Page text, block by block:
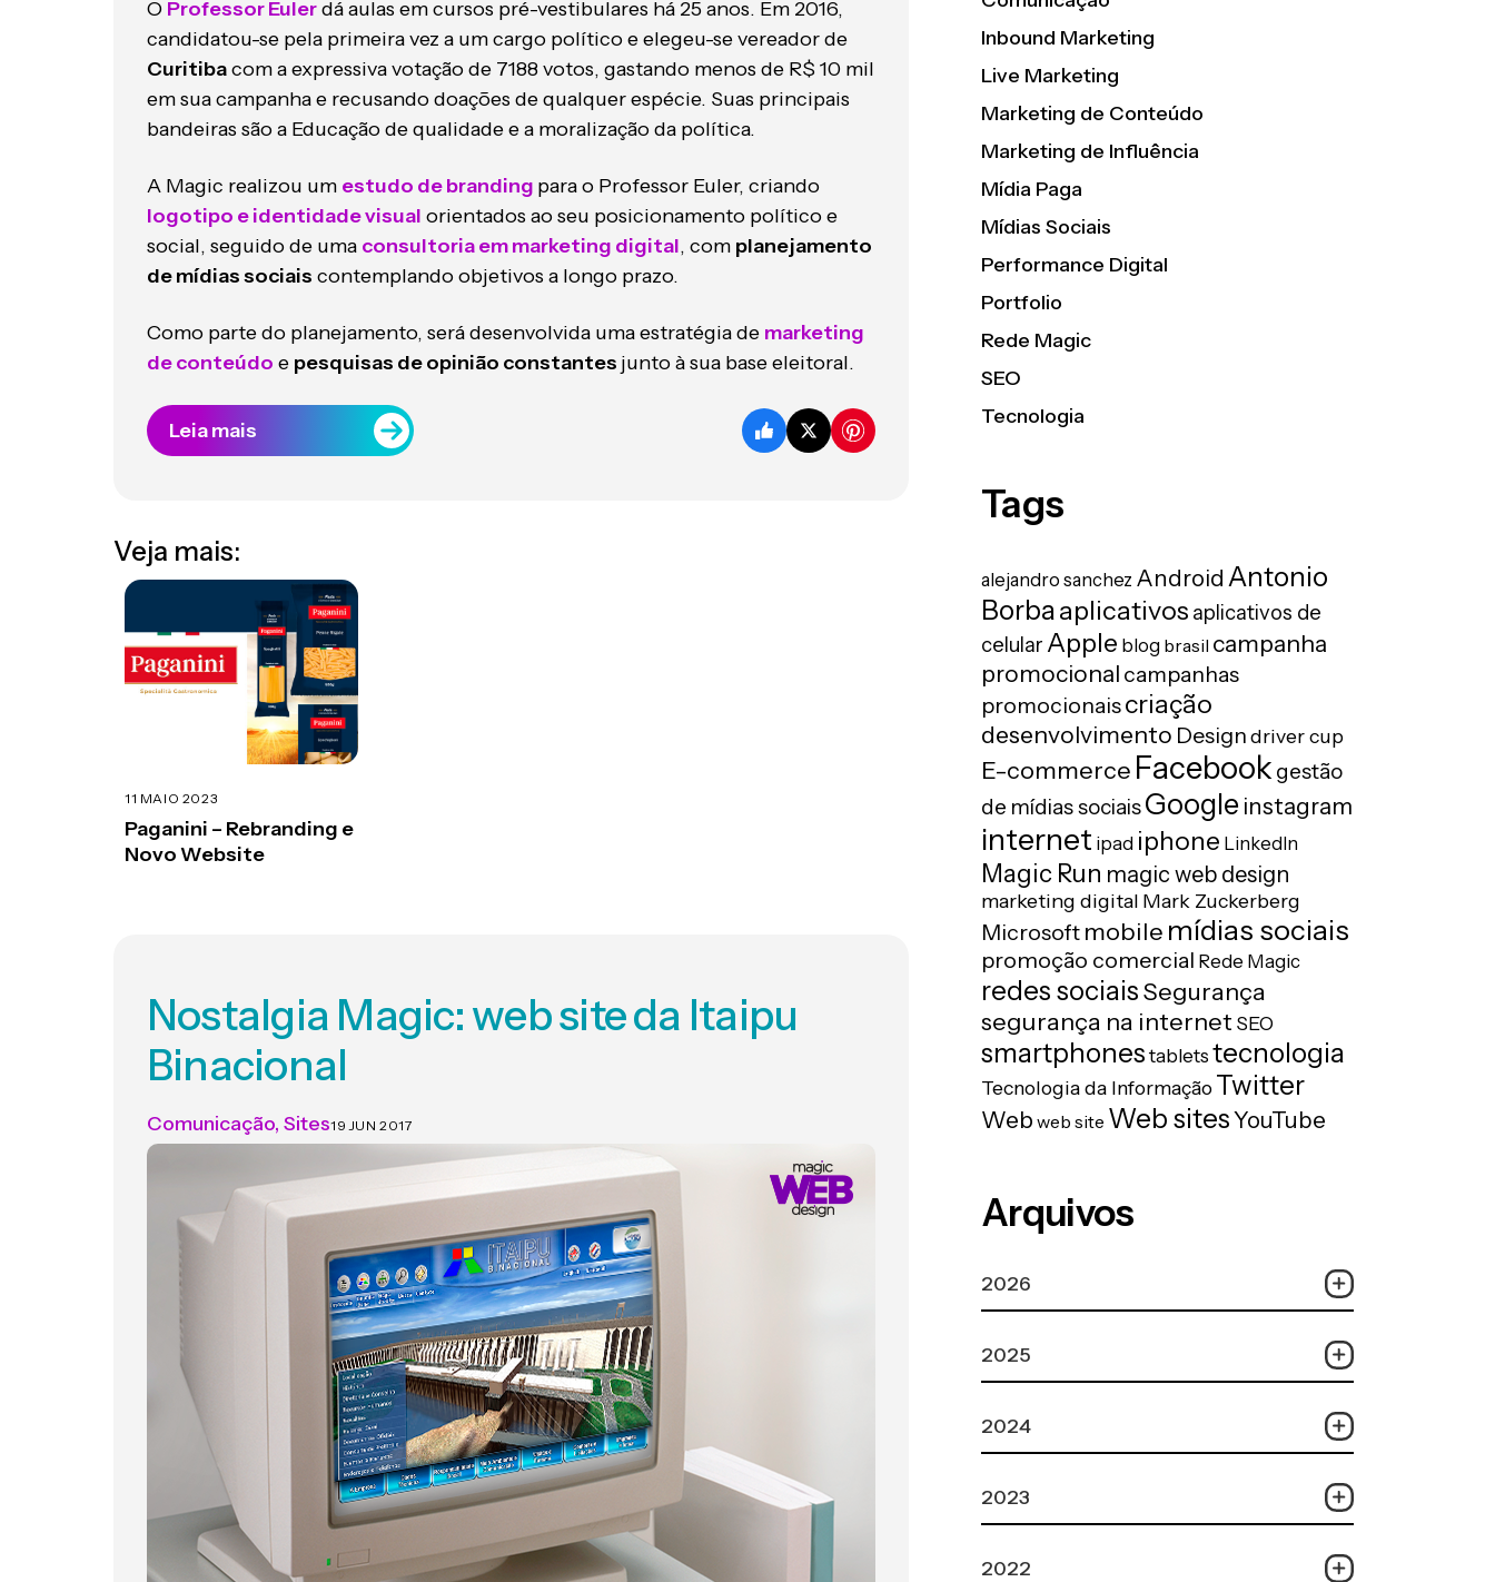
O Professor Eulerdá aulas em cursos pré-vestibulares há 25 anos. Em 2016,
candidatou-se pela primeira vez a um cargo político e elegeu-se vereador de
Curitibacom a expressiva votação de 7188 votos, gastando menos de R$ 10 mil
em sua campanha e recusando doações de qualquer espécie. Suas principais
bandeiras são a Educação de qualidade e a moralização da política.
A Magic realizou um estudo de branding para o Professor Euler, criando
logotipo e identidade visual orientados ao seu posicionamento político e
social, seguido de uma consultoria em marketing digital, com planejamento
de mídias sociais contemplando objetivos a longo prazo.
Como parte do planejamento, será desenvolvida uma estratégia de marketing
de conteúdo e pesquisas de opinião constantes junto à sua base eleitoral.
Leia mais
Veja mais:
11 MAIO 2023
Paganini – Rebranding e
Novo Website
Nostalgia Magic: web site da Itaipu
Binacional
Comunicação, Sites19 JUN 2017
Inbound Marketing
Live Marketing
Marketing de Conteúdo
Marketing de Influência
Mídia Paga
Mídias Sociais
Performance Digital
Portfolio
Rede Magic
SEO
Tecnologia
Tags
alejandro sanchez Android Antonio
Borbaaplicativos aplicativos de
celular Apple blog brasil campanha
promocional campanhas
promocionaiscriação
desenvolvimento Designdriver cup
E-commerce Facebookgestão
de mídias sociaisGoogle instagram
internet ipad iphone LinkedIn
Magic Run magic web design
marketing digital Mark Zuckerberg
Microsoft mobile mídias sociais
promoção comercial Rede Magic
redes sociaisSegurança
segurança na internet SEO
smartphones tablets tecnologia
Tecnologia da InformaçãoTwitter
Web web site Web sitesYouTube
Arquivos
2026
2025
2024
2023
2022